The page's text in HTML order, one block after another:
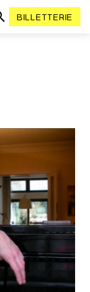
BILLETTERIE